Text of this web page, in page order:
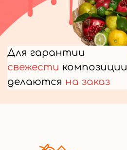
Для гарантии
свежести композиции
делаются на заказ